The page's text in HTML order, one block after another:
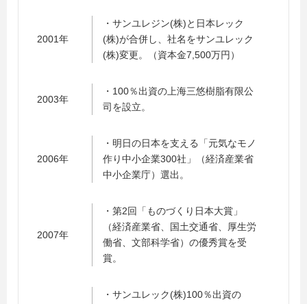
2001年
・サンユレジン(株)と日本レック
(株)が合併し、社名をサンユレック
(株)変更。（資本金7,500万円）
2003年
・100％出資の上海三悠樹脂有限公
司を設立。
2006年
・明日の日本を支える「元気なモノ
作り中小企業300社」（経済産業省
中小企業庁）選出。
2007年
・第2回「ものづくり日本大賞」
（経済産業省、国土交通省、厚生労
働省、文部科学省）の優秀賞を受
賞。
・サンユレック(株)100％出資の